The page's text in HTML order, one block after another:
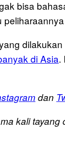
bisa
di Asia.
dan
kali tayang